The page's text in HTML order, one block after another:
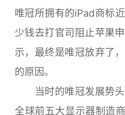
唯冠所拥有的iPad商标
少钱去打官司阻止苹果
示，最终是唯冠放弃了
的原因。
当时的唯冠发展势头
全球前五大显示器制造